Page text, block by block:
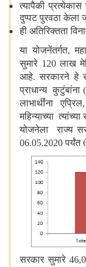
त्यापैकी प्रत्येकास
दुप्पट पुरवठा केला
ही अतिरिक्तता
या योजनेंतर्गत,
सुमारे 120 लाख
आहे. सरकारने हे
प्राधान्य कुटुंबांना
लाभार्थींना एप्रिल
महिन्याच्या
योजनेला राज्य
06.05.2020 पर्यंत
सरकार सुमारे